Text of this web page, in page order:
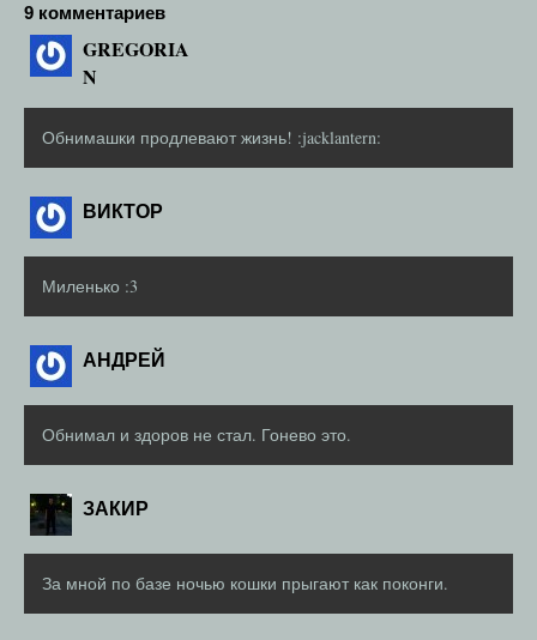
9 комментариев
GREGORIA
N
Обнимашки продлевают жизнь! :jacklantern:
ВИКТОР
Миленько :3
АНДРЕЙ
Обнимал и здоров не стал. Гонево это.
ЗАКИР
За мной по базе ночью кошки прыгают как поконги.